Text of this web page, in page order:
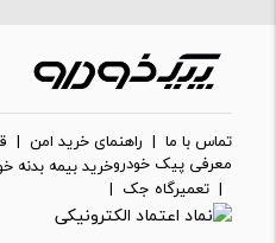
تماس با ما | راهنمای خرید امن |
معرفی پیک خودروخرید بیمه بدنه
|تعمیرگاه جک |